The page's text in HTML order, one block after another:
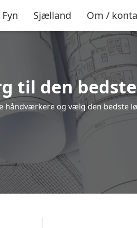
Fyn Sjælland Om /
til den
håndværkere og vælg den bedste